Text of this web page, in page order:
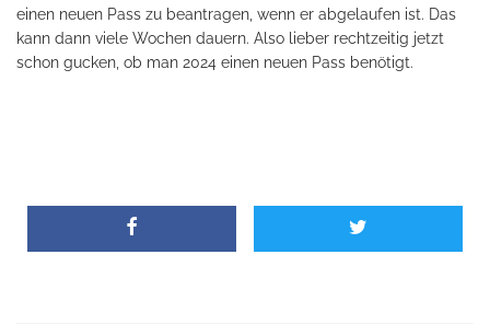
einen neuen Pass zu beantragen, wenn er abgelaufen ist. Das
kann dann viele Wochen dauern. Also lieber rechtzeitig jetzt
schon gucken, ob man 2024 einen neuen Pass benötigt.